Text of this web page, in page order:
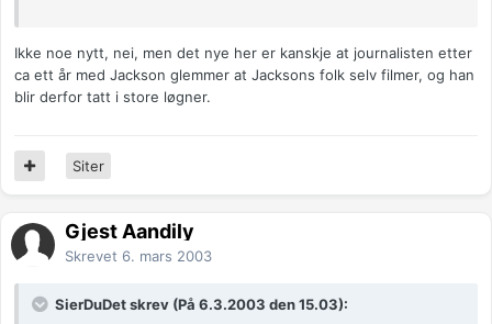
Ikke noe nytt, nei, men det nye her er kanskje at journalisten etter
ca ett år med Jackson glemmer at Jacksons folk selv filmer, og han
blir derfor tatt i store løgner.
Siter
Gjest Aandily
Skrevet 6. mars 2003
SierDuDet skrev (På 6.3.2003 den 15.03):